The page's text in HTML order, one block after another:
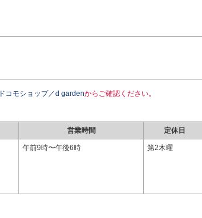
ドコモショップ／d gardenからご確認ください。
営業時間 定休日
午前9時〜午後6時 第2木曜